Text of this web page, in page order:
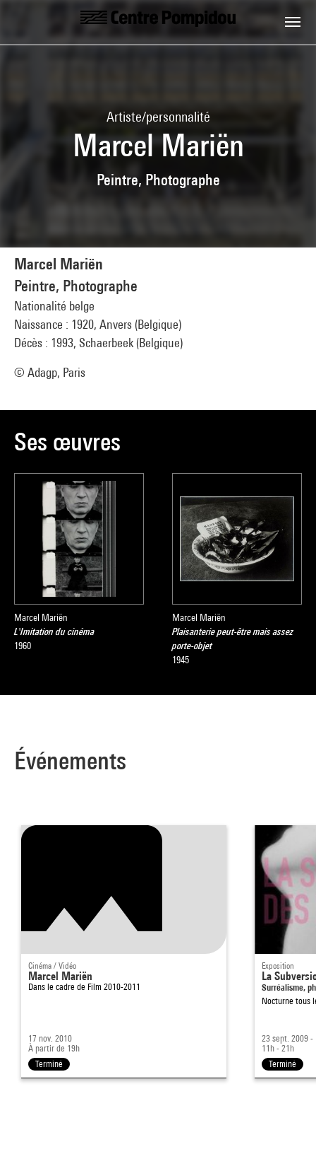
Aller au contenu principal
Centre Pompidou
Artiste/personnalité
Marcel Mariën
Peintre, Photographe
Marcel Mariën
Peintre, Photographe
Nationalité belge
Naissance : 1920, Anvers (Belgique)
Décès : 1993, Schaerbeek (Belgique)
© Adagp, Paris
Ses œuvres
Marcel Mariën
L'Imitation du cinéma
1960
Marcel Mariën
Plaisanterie peut-être mais assez
porte-objet
1945
Événements
Cinéma / Vidéo
Marcel Mariën
Dans le cadre de Film 2010-2011
17 nov. 2010
À partir de 19h
Terminé
Exposition
La
Surréalisme,
Nocturne tous
23 sept. 2009 -
11h - 21h
Terminé